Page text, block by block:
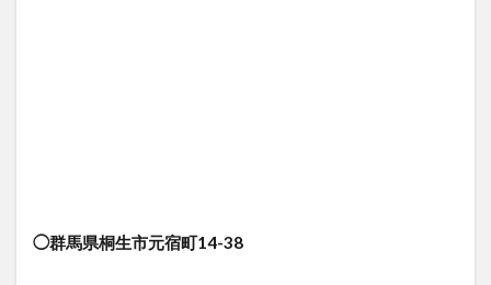
◯群馬県桐生市元宿町14-38